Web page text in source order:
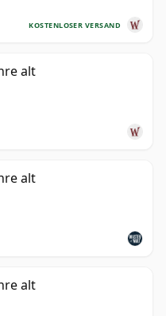
KOSTENLOSER VERSAND
alt
alt
alt